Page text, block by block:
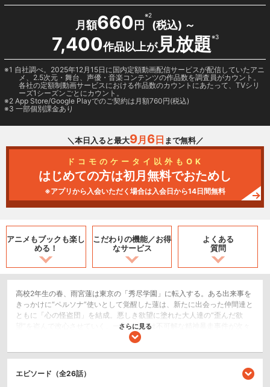
月額660 円
※2
(税込) ～
7,400作品以上が見放題※3
1 自社調べ。2025年12月15日に国内定額動画配信サービスが配信していたアニ
メ、2.5次元・舞台、声優・音楽コンテンツの作品数を調査員がカウント。
各社の定額制動画サービスにおける作品数のカウントにあたって、TVシリ
ーズ1シーズンごとにカウント。
2 App Store/Google Playでのご契約は月額760円(税込)
3 一部個別課金あり
＼本日入ると最大9月 6日 まで無料／
ドコモのケータイ以外もOK
はじめての方は初月無料でおためし
※アプリから入会いただく場合は入会日から14日間無料
アニメもブックも楽し
める！
こだわりの機能／お得
なサービス
よくある
質問
高校2年生の春、雨宮蓮は東京の「秀尽学園」に転入する。ある出来事を
きっかけに“ペルソナ”使いとして覚醒した蓮は、新たに出会った仲間達と
ともに「心の怪盗団」を結成。悪しき欲望に塗れた大人達の“歪んだ欲
望”を盗んで改心させていく。一方、街では不可解な精神暴走事件が次々
と起こっていた……。大都会“東京”を舞台に高校生として日常生活を送り
クロマンの幕が切って落とされる！
SF/ファンタジー
さらに見る
エピソード（全26話）